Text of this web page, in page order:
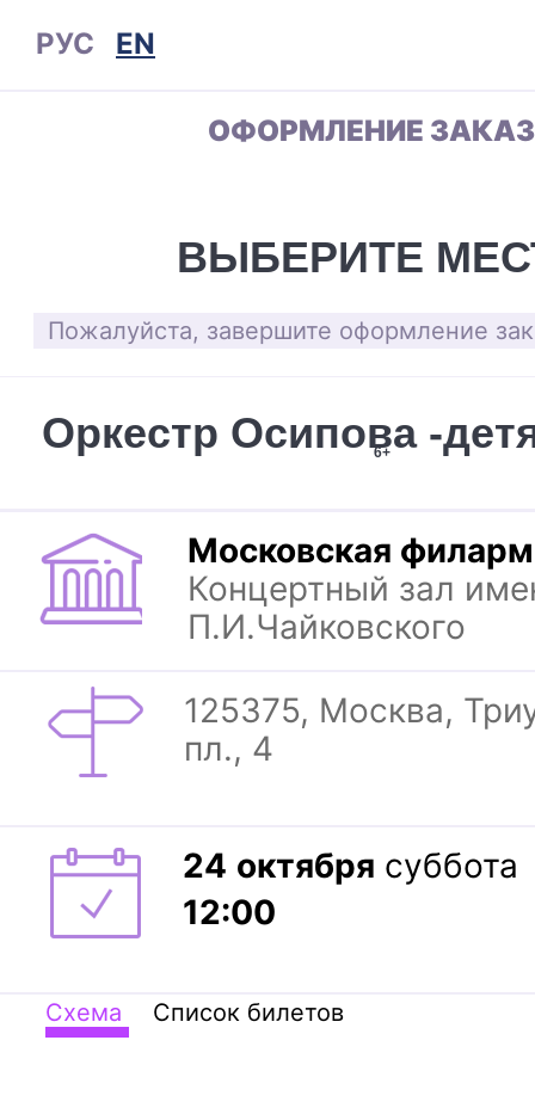
РУС EN
ОФОРМЛЕНИЕ
ВЫБЕРИТЕ
Пожалуйста, завершите оформление
Оркестр Осипова -
6+
Московская
Концертный зал
П.И.Чайковского
125375, Москва,
пл., 4
24 октября суббота
12:00
Схема Список билетов